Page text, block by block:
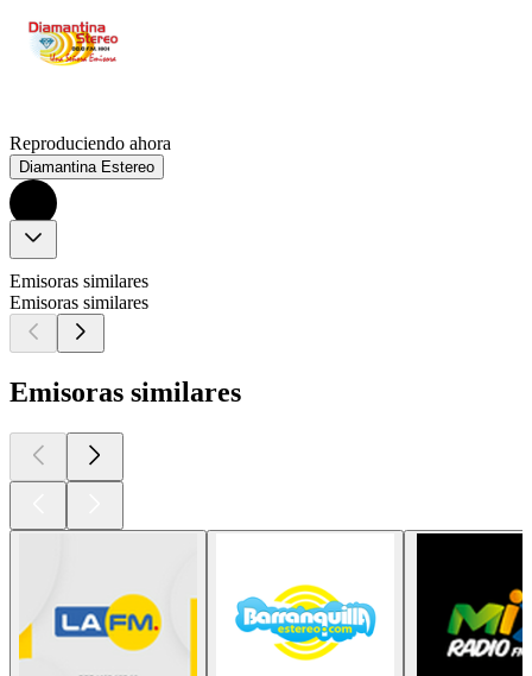
Reproduciendo ahora
Diamantina Estereo
Emisoras similares
Emisoras similares
Emisoras similares